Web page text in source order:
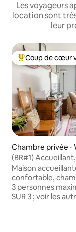
Les voyageurs
location sont
leur
Coups de cœur
Coup de cœur
Chambre privée ⋅
(BR#1)
confortable, 3
Maison
confortable,
3 personnes
SUR 3 ; voir les